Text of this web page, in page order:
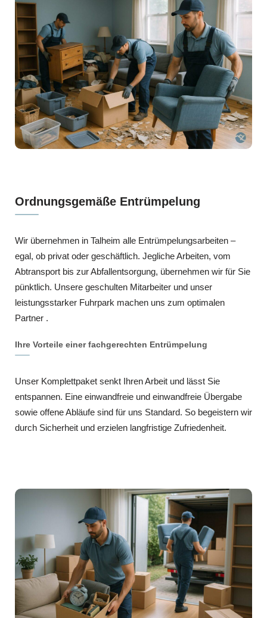
Ordnungsgemäße Entrümpelung
Wir übernehmen in Talheim alle Entrümpelungsarbeiten –
egal, ob privat oder geschäftlich. Jegliche Arbeiten, vom
Abtransport bis zur Abfallentsorgung, übernehmen wir für Sie
pünktlich. Unsere geschulten Mitarbeiter und unser
leistungsstarker Fuhrpark machen uns zum optimalen
Partner .
Ihre Vorteile einer fachgerechten Entrümpelung
Unser Komplettpaket senkt Ihren Arbeit und lässt Sie
entspannen. Eine einwandfreie und einwandfreie Übergabe
sowie offene Abläufe sind für uns Standard. So begeistern wir
durch Sicherheit und erzielen langfristige Zufriedenheit.